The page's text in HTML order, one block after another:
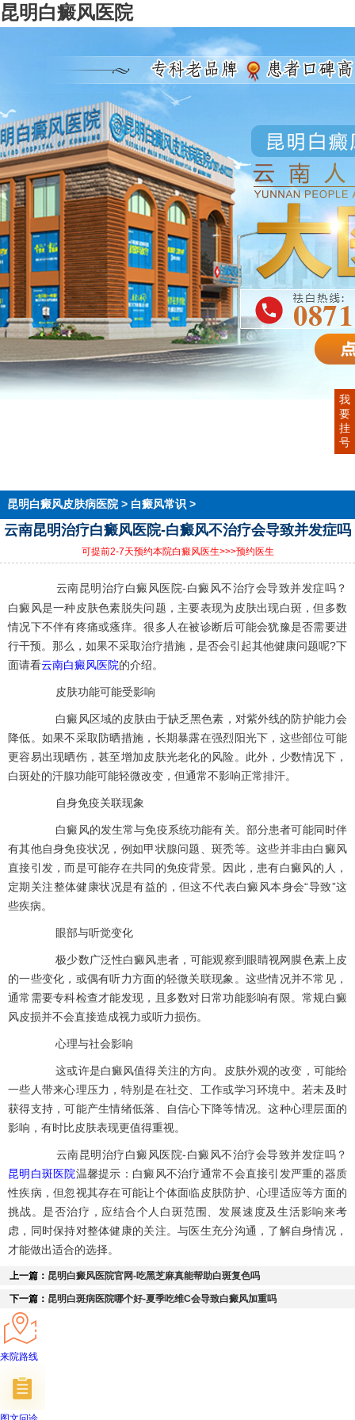
昆明白癜风医院
昆明白癜风皮肤病医院> 白癜风常识 >
云南昆明治疗白癜风医院-白癜风不治疗会导致并发症吗
可提前2-7天预约本院白癜风医生>>>预约医生
云南昆明治疗白癜风医院-白癜风不治疗会导致并发症吗？
白癜风是一种皮肤色素脱失问题，主要表现为皮肤出现白斑，但多数
情况下不伴有疼痛或瘙痒。很多人在被诊断后可能会犹豫是否需要进
行干预。那么，如果不采取治疗措施，是否会引起其他健康问题呢?下
面请看云南白癜风医院的介绍。
皮肤功能可能受影响
白癜风区域的皮肤由于缺乏黑色素，对紫外线的防护能力会
降低。如果不采取防晒措施，长期暴露在强烈阳光下，这些部位可能
更容易出现晒伤，甚至增加皮肤光老化的风险。此外，少数情况下，
白斑处的汗腺功能可能轻微改变，但通常不影响正常排汗。
自身免疫关联现象
白癜风的发生常与免疫系统功能有关。部分患者可能同时伴
有其他自身免疫状况，例如甲状腺问题、斑秃等。这些并非由白癜风
直接引发，而是可能存在共同的免疫背景。因此，患有白癜风的人，
定期关注整体健康状况是有益的，但这不代表白癜风本身会“导致”这
些疾病。
眼部与听觉变化
极少数广泛性白癜风患者，可能观察到眼睛视网膜色素上皮
的一些变化，或偶有听力方面的轻微关联现象。这些情况并不常见，
通常需要专科检查才能发现，且多数对日常功能影响有限。常规白癜
风皮损并不会直接造成视力或听力损伤。
心理与社会影响
这或许是白癜风值得关注的方向。皮肤外观的改变，可能给
一些人带来心理压力，特别是在社交、工作或学习环境中。若未及时
获得支持，可能产生情绪低落、自信心下降等情况。这种心理层面的
影响，有时比皮肤表现更值得重视。
云南昆明治疗白癜风医院-白癜风不治疗会导致并发症吗？
昆明白斑医院温馨提示：白癜风不治疗通常不会直接引发严重的器质
性疾病，但忽视其存在可能让个体面临皮肤防护、心理适应等方面的
挑战。是否治疗，应结合个人白斑范围、发展速度及生活影响来考
虑，同时保持对整体健康的关注。与医生充分沟通，了解自身情况，
才能做出适合的选择。
上一篇： 昆明白癜风医院官网-吃黑芝麻真能帮助白斑复色吗
下一篇： 昆明白斑病医院哪个好-夏季吃维C会导致白癜风加重吗
来院路线
我
要
挂
号